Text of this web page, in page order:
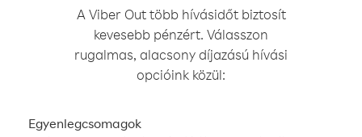
A Viber Out több hívásidőt biztosít
kevesebb pénzért. Válasszon
rugalmas, alacsony díjazású hívási
opcióink közül:
Egyenlegcsomagok